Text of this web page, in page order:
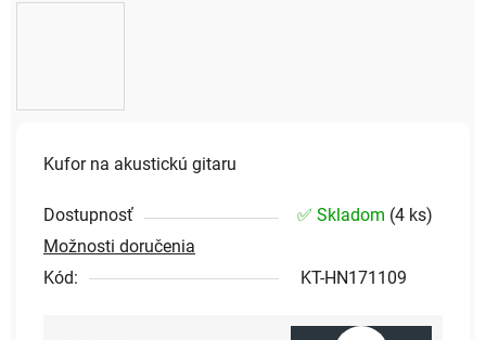
Kufor na akustickú gitaru
Dostupnosť ✅ Skladom (4 ks)
Možnosti doručenia
Kód:
KT-HN171109